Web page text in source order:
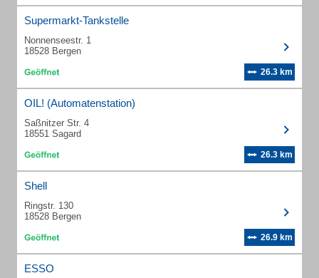
Supermarkt-Tankstelle
Nonnenseestr. 1
18528 Bergen
26.3 km
OIL! (Automatenstation)
Saßnitzer Str. 4
18551 Sagard
26.3 km
Shell
Ringstr. 130
18528 Bergen
26.9 km
ESSO